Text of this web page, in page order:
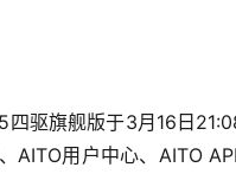
驱旗舰版于3月16日
AITO用户中心、AITO